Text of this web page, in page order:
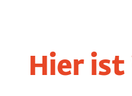
Hier ist